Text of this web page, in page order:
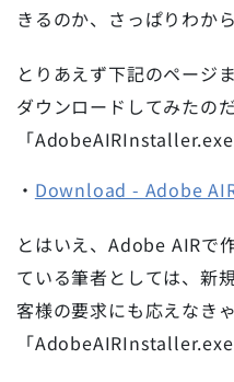
きるのか、さっぱりわから
とりあえず下記のページ
ダウンロードしてみたの
「
・ Download - Adobe
とはいえ、Adobe AIRで
ている筆者としては、新
客様の要求にも応えなき
「AdobeAIRInstaller.exe